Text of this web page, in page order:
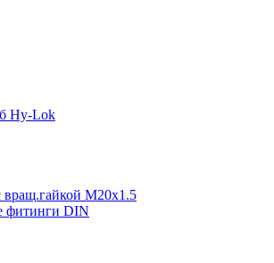
Hy-Lok
M20x1.5
фитинги DIN